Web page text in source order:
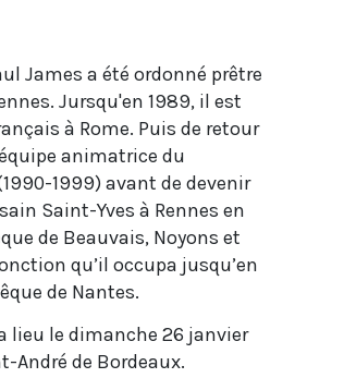
James a été ordonné prêtre
Jursqu'en 1989, il est
à Rome. Puis de retour
animatrice du
1999) avant de devenir
Saint-Yves à Rennes en
de Beauvais, Noyons et
qu’il occupa jusqu’en
de Nantes.
lieu le dimanche 26 janvier
André de Bordeaux.